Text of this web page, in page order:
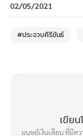
02/05/2021
#ประจวบคีรีขันธ์
เขีย
มนุษย์เงินเดือน ที่มีค